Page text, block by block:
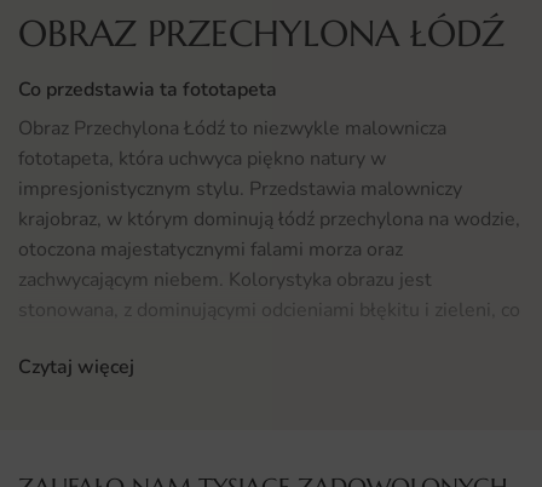
OBRAZ PRZECHYLONA ŁÓDŹ
Co przedstawia ta fototapeta
Obraz Przechylona Łódź to niezwykle malownicza
fototapeta, która uchwyca piękno natury w
impresjonistycznym stylu. Przedstawia malowniczy
krajobraz, w którym dominują łódź przechylona na wodzie,
otoczona majestatycznymi falami morza oraz
zachwycającym niebem. Kolorystyka obrazu jest
stonowana, z dominującymi odcieniami błękitu i zieleni, co
wnętrz, które pragną nawiązywać do natury i relaksu.
Czytaj więcej